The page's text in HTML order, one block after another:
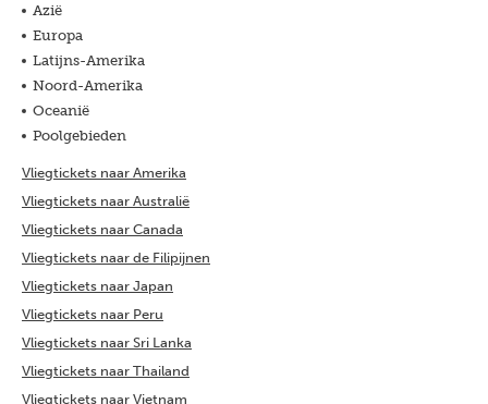
Azië
Europa
Latijns-Amerika
Noord-Amerika
Oceanië
Poolgebieden
Vliegtickets naar Amerika
Vliegtickets naar Australië
Vliegtickets naar Canada
Vliegtickets naar de Filipijnen
Vliegtickets naar Japan
Vliegtickets naar Peru
Vliegtickets naar Sri Lanka
Vliegtickets naar Thailand
Vliegtickets naar Vietnam